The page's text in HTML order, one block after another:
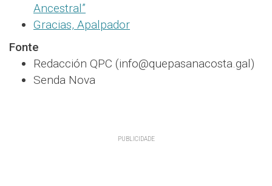
Ancestral”
Gracias, Apalpador
Fonte
Redacción QPC (info@quepasanacosta.gal)
Senda Nova